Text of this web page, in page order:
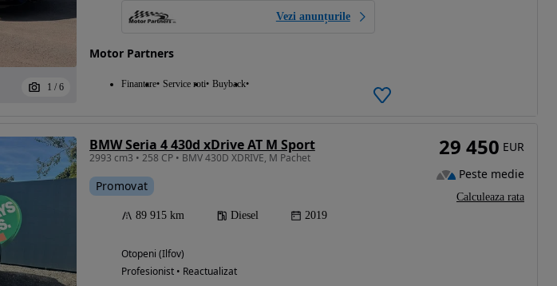
Eligibil pentru
1 / 6
Vezi anunțurile
Motor Partners
Finantare Service roti Buyback
BMW Seria 4 430d xDrive AT M Sport
2993 cm3 • 258 CP • BMV 430D XDRIVE, M Pachet
Promovat
89 915 km Diesel 2019
Otopeni (Ilfov)
Profesionist • Reactualizat
29 450 EUR
Peste medie
Calculeaza rata